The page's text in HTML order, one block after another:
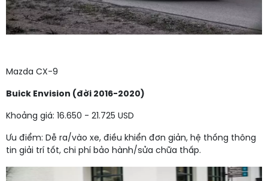
Mazda CX-9
Buick Envision (đời 2016-2020)
Khoảng giá: 16.650 - 21.725 USD
Ưu điểm: Dễ ra/vào xe, điều khiển đơn giản, hệ thống thông
tin giải trí tốt, chi phí bảo hành/sửa chữa thấp.